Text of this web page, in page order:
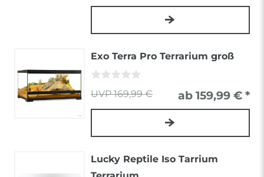
Exo Terra Pro Terrarium groß
169,99 € ab 159,99 € *
Lucky Reptile Iso Tarrium